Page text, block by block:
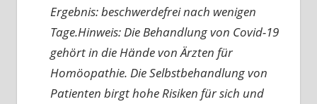
Ergebnis: beschwerdefrei nach wenigen
Tage.Hinweis: Die Behandlung von Covid-19
gehört in die Hände von Ärzten für
Homöopathie. Die Selbstbehandlung von
Patienten birgt hohe Risiken für sich und